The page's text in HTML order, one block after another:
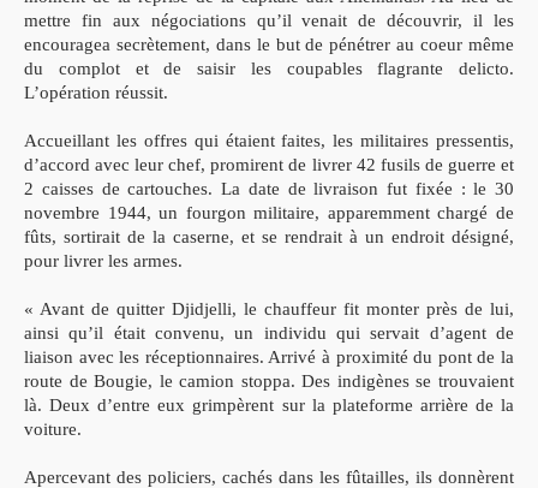
mettre fin aux négociations qu’il venait de découvrir,il les
encouragea secrètement, dans le but de pénétrer au coeur même
du complot et de saisir les coupables flagrante delicto.
L’opération réussit.
Accueillant les offres qui étaient faites, les militaires pressentis,
d’accord avec leur chef, promirent de livrer 42 fusils de guerre et
2 caisses de cartouches. La date de livraison fut fixée : le 30
novembre 1944, un fourgonmilitaire, apparemment chargé de
fûts, sortirait de la caserne, et se rendrait à un endroit désigné,
pour livrer les armes.
« Avant de quitter Djidjelli, le chauffeur fit monter près de lui,
ainsi qu’il était convenu, un individu qui servait d’agent de
liaison avec les réceptionnaires. Arrivé à proximité du pont de la
route deBougie, le camion stoppa. Des indigènes se trouvaient
là. Deuxd’entre eux grimpèrent sur la plateforme arrière de la
voiture.
Apercevant des policiers, cachés dans les fûtailles, ils donnèrent